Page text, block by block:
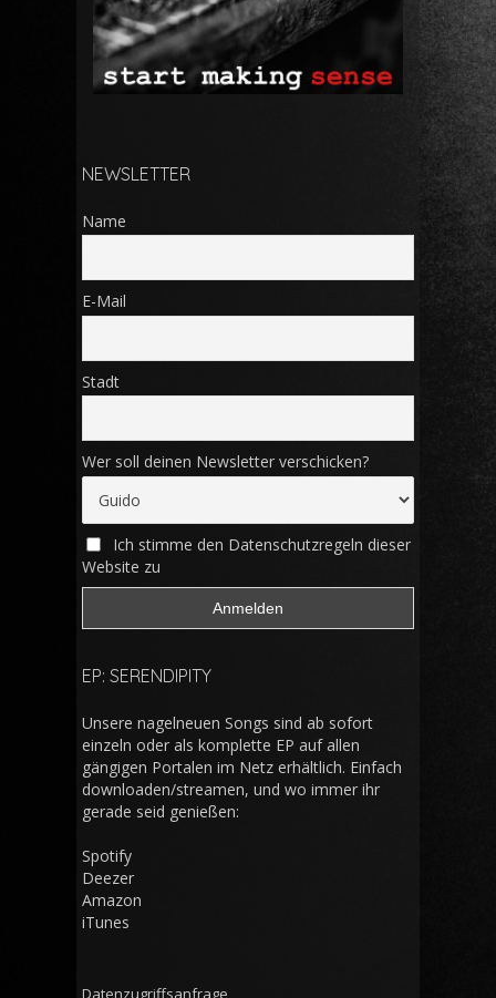
NEWSLETTER
Name
E-Mail
Stadt
Wer soll deinen Newsletter verschicken?
Ich stimme den Datenschutzregeln dieser
Website zu
EP: SERENDIPITY
Unsere nagelneuen Songs sind ab sofort
einzeln oder als komplette EP auf allen
gängigen Portalen im Netz erhältlich. Einfach
downloaden/streamen, und wo immer ihr
gerade seid genießen:
Spotify
Deezer
Amazon
iTunes
Datenzugriffsanfrage